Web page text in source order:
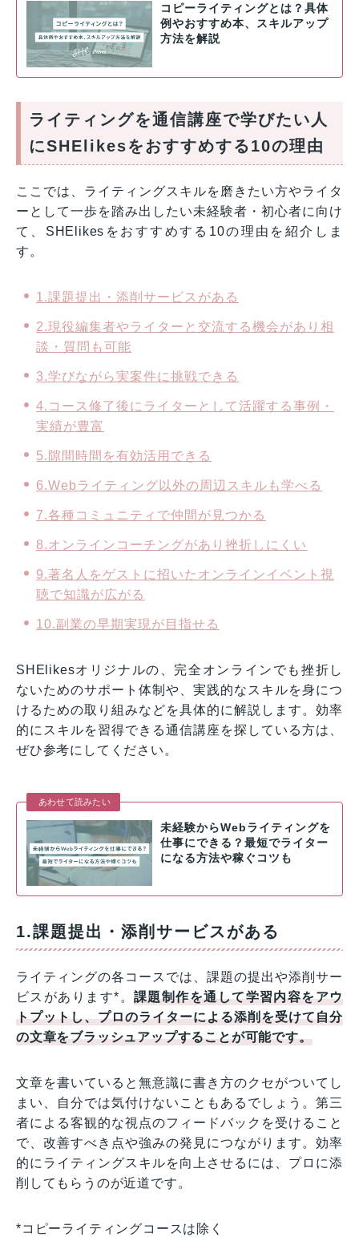
コピーライティングとは？具体
例やおすすめ本、スキルアップ
方法を解説
ライティングを通信講座で学びたい人
にSHElikesをおすすめする10の理由
ここでは、ライティングスキルを磨きたい方やライタ
ーとして一歩を踏み出したい未経験者・初心者に向け
て、SHElikesをおすすめする10の理由を紹介しま
す。
1.課題提出・添削サービスがある
2.現役編集者やライターと交流する機会があり相
談・質問も可能
3.学びながら実案件に挑戦できる
4.コース修了後にライターとして活躍する事例・
実績が豊富
5.隙間時間を有効活用できる
6.Webライティング以外の周辺スキルも学べる
7.各種コミュニティで仲間が見つかる
8.オンラインコーチングがあり挫折しにくい
9.著名人をゲストに招いたオンラインイベント視
聴で知識が広がる
10.副業の早期実現が目指せる
SHElikesオリジナルの、完全オンラインでも挫折し
ないためのサポート体制や、実践的なスキルを身につ
けるための取り組みなどを具体的に解説します。効率
的にスキルを習得できる通信講座を探している方は、
ぜひ参考にしてください。
あわせて読みたい
未経験からWebライティングを
仕事にできる？最短でライター
になる方法や稼ぐコツも
1.課題提出・添削サービスがある
ライティングの各コースでは、課題の提出や添削サー
ビスがあります*。 課題制作を通して学習内容をアウ
トプットし、プロのライターによる添削を受けて自分
の文章をブラッシュアップすることが可能です。
文章を書いていると無意識に書き方のクセがついてし
まい、自分では気付けないこともあるでしょう。第三
者による客観的な視点のフィードバックを受けること
で、改善すべき点や強みの発見につながります。効率
的にライティングスキルを向上させるには、プロに添
削してもらうのが近道です。
*コピーライティングコースは除く